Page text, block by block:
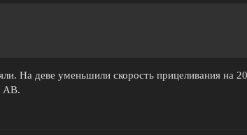
На деве уменьшили скорость прицеливания на
АВ.